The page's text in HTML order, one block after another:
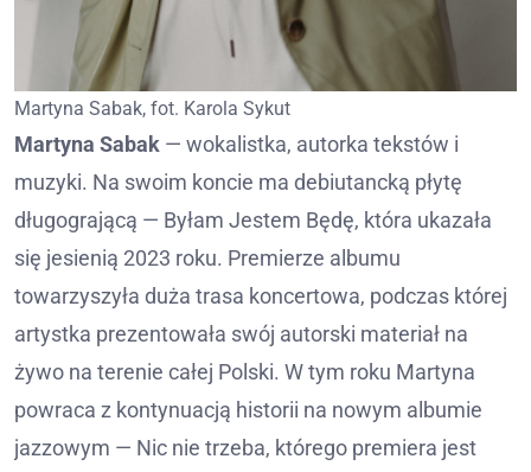
Martyna Sabak, fot. Karola Sykut
Martyna Sabak — wokalistka, autorka tekstów i
muzyki. Na swoim koncie ma debiutancką płytę
długogrającą — Byłam Jestem Będę, która ukazała
się jesienią 2023 roku. Premierze albumu
towarzyszyła duża trasa koncertowa, podczas której
artystka prezentowała swój autorski materiał na
żywo na terenie całej Polski. W tym roku Martyna
powraca z kontynuacją historii na nowym albumie
jazzowym — Nic nie trzeba, którego premiera jest